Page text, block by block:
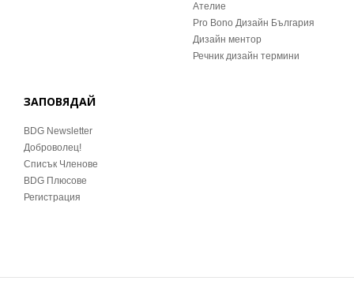
Ателие
Pro Bono Дизайн България
Дизайн ментор
Речник дизайн термини
ЗАПОВЯДАЙ
BDG Newsletter
Доброволец!
Списък Членове
BDG Плюсове
Регистрация